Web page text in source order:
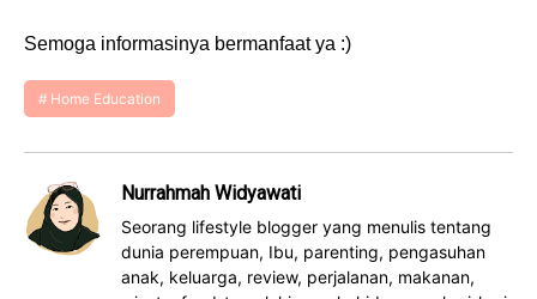
Semoga informasinya bermanfaat ya :)
Home Education
Nurrahmah Widyawati
Seorang lifestyle blogger yang menulis tentang
dunia perempuan, Ibu, parenting, pengasuhan
anak, keluarga, review, perjalanan, makanan,